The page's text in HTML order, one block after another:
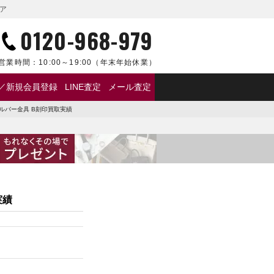
0120-968-979
業時間： 10:00～19:00 （年末年始休業）
新規会員登録 LINE査定 メール査定
バー金具 B刻印買取実績
績